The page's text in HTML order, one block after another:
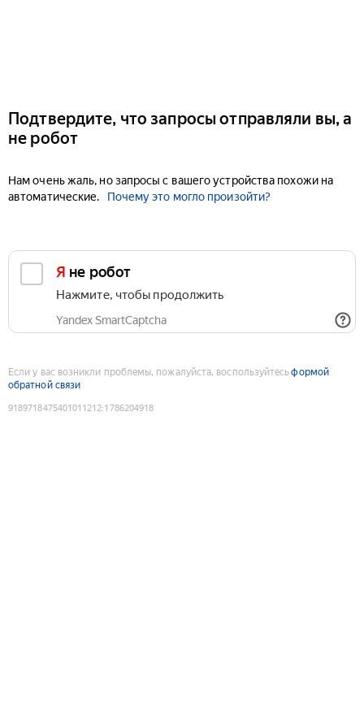
Подтвердите, что запросы отправляли вы, а
не робот
Нам очень жаль, но запросы с вашего устройства похожи на
автоматические.
Почему это могло произойти?
Я не робот
Нажмите, чтобы продолжить
Yandex SmartCaptcha
Если у вас возникли проблемы, пожалуйста, воспользуйтесьформой
обратной связи
9189718475401011212:1786204918